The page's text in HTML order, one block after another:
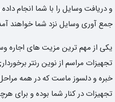
و دریافت وسایل را با شما انجام
جمع آوری وسایل نزد شما خواهند
یکی از مهم ترین مزیت های اجاره
تجهیزات مراسم از نوین رنتر
خبره و دلسوز ماست که در همه
تجهیزات در کنار شما بوده و برای